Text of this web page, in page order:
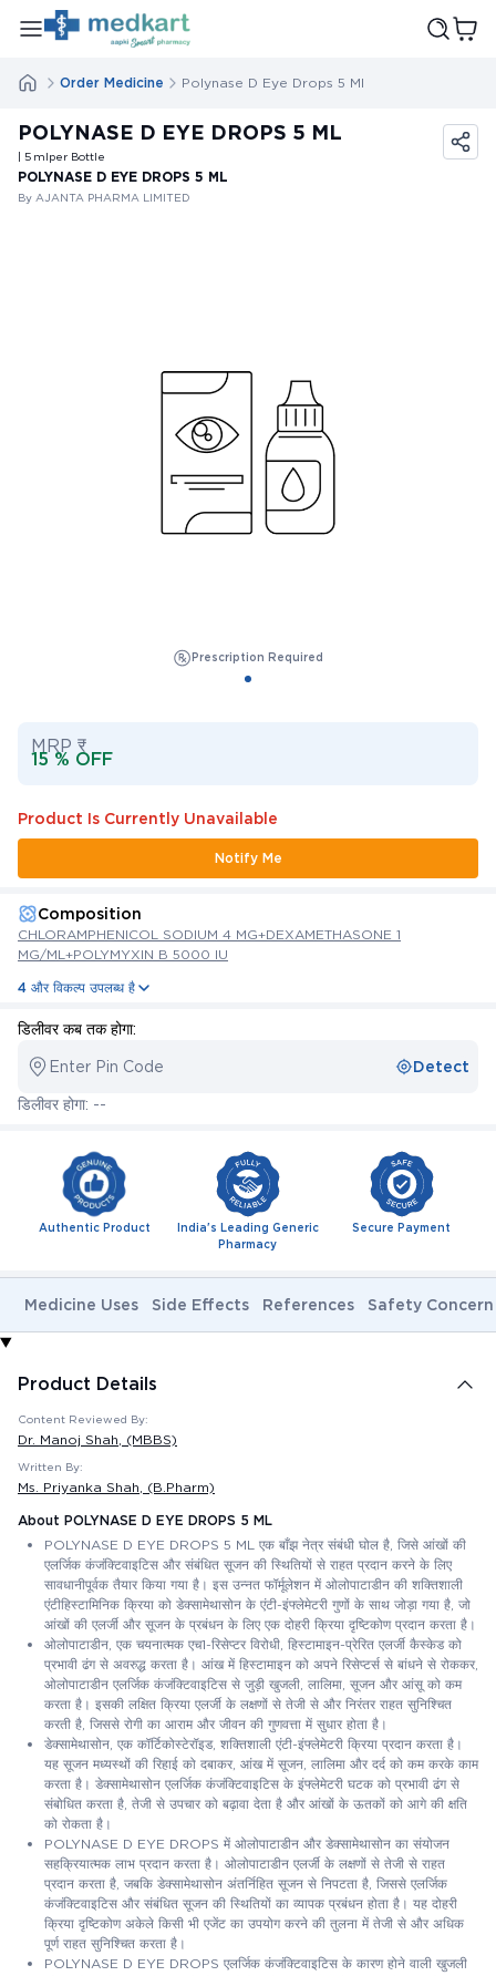
Order Medicine Polynase D Eye Drops 5 Ml
POLYNASE D EYE DROPS 5 ML
| 5 mlper Bottle
POLYNASE D EYE DROPS 5 ML
By AJANTA PHARMA LIMITED
Prescription Required
MRP ₹
15 % OFF
Product Is Currently Unavailable
Notify Me
Composition
CHLORAMPHENICOL SODIUM 4 MG+DEXAMETHASONE 1
MG/ML+POLYMYXIN B 5000 IU
4 और विकल्प उपलब्ध है
डिलीवर कब तक होगा:
Enter Pin Code Detect
डिलीवर होगा: --
Authentic Product
India's Leading Generic
Pharmacy
Secure Payment
Medicine Uses Side Effects References Safety Concern
Product Details
Content Reviewed By:
Dr. Manoj Shah , (MBBS)
Written By:
Ms. Priyanka Shah , (B.Pharm)
About POLYNASE D EYE DROPS 5 ML
POLYNASE D EYE DROPS 5 ML एक बाँझ नेत्र संबंधी घोल है, जिसे आंखों की
एलर्जिक कंजंक्टिवाइटिस और संबंधित सूजन की स्थितियों से राहत प्रदान करने के लिए
सावधानीपूर्वक तैयार किया गया है। इस उन्नत फॉर्मूलेशन में ओलोपाटाडीन की शक्तिशाली
एंटीहिस्टामिनिक क्रिया को डेक्सामेथासोन के एंटी-इंफ्लेमेटरी गुणों के साथ जोड़ा गया है, जो
आंखों की एलर्जी और सूजन के प्रबंधन के लिए एक दोहरी क्रिया दृष्टिकोण प्रदान करता है।
ओलोपाटाडीन, एक चयनात्मक एच1-रिसेप्टर विरोधी, हिस्टामाइन-प्रेरित एलर्जी कैस्केड को
प्रभावी ढंग से अवरुद्ध करता है। आंख में हिस्टामाइन को अपने रिसेप्टर्स से बांधने से रोककर,
ओलोपाटाडीन एलर्जिक कंजंक्टिवाइटिस से जुड़ी खुजली, लालिमा, सूजन और आंसू को कम
करता है। इसकी लक्षित क्रिया एलर्जी के लक्षणों से तेजी से और निरंतर राहत सुनिश्चित
करती है, जिससे रोगी का आराम और जीवन की गुणवत्ता में सुधार होता है।
डेक्सामेथासोन, एक कॉर्टिकोस्टेरॉइड, शक्तिशाली एंटी-इंफ्लेमेटरी क्रिया प्रदान करता है।
यह सूजन मध्यस्थों की रिहाई को दबाकर, आंख में सूजन, लालिमा और दर्द को कम करके काम
करता है। डेक्सामेथासोन एलर्जिक कंजंक्टिवाइटिस के इंफ्लेमेटरी घटक को प्रभावी ढंग से
संबोधित करता है, तेजी से उपचार को बढ़ावा देता है और आंखों के ऊतकों को आगे की क्षति
को रोकता है।
POLYNASE D EYE DROPS में ओलोपाटाडीन और डेक्सामेथासोन का संयोजन
सहक्रियात्मक लाभ प्रदान करता है। ओलोपाटाडीन एलर्जी के लक्षणों से तेजी से राहत
प्रदान करता है, जबकि डेक्सामेथासोन अंतर्निहित सूजन से निपटता है, जिससे एलर्जिक
कंजंक्टिवाइटिस और संबंधित सूजन की स्थितियों का व्यापक प्रबंधन होता है। यह दोहरी
क्रिया दृष्टिकोण अकेले किसी भी एजेंट का उपयोग करने की तुलना में तेजी से और अधिक
पूर्ण राहत सुनिश्चित करता है।
POLYNASE D EYE DROPS एलर्जिक कंजंक्टिवाइटिस के कारण होने वाली खुजली